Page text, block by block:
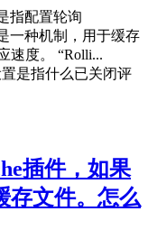
指配置轮询
一种机制，用于缓存
速度。 “Rolli...
置是指什么已关闭评
插件，如果
存文件。怎么